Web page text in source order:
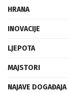
HRANA
INOVACIJE
LJEPOTA
MAJSTORI
NAJAVE DOGAĐAJA